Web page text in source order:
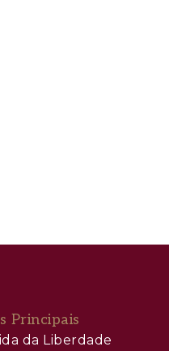
Principais
da Liberdade